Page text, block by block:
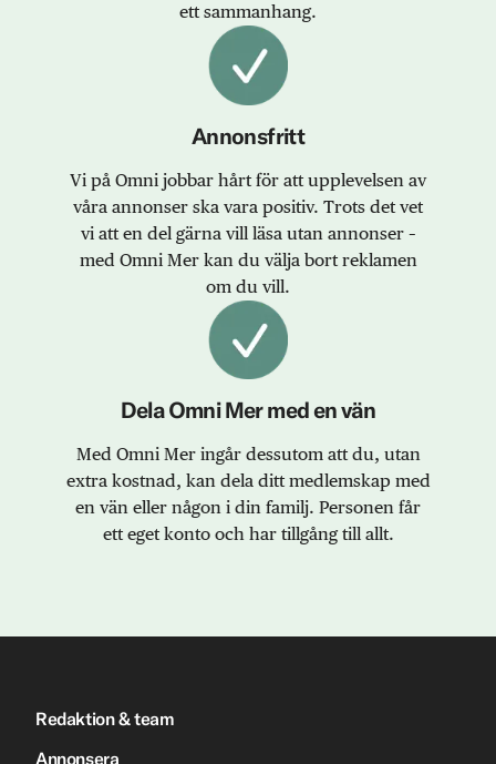
ett sammanhang.
Annonsfritt
Vi på Omni jobbar hårt för att upplevelsen av
våra annonser ska vara positiv. Trots det vet
vi att en del gärna vill läsa utan annonser –
med Omni Mer kan du välja bort reklamen
om du vill.
Dela Omni Mer med en vän
Med Omni Mer ingår dessutom att du, utan
extra kostnad, kan dela ditt medlemskap med
en vän eller någon i din familj. Personen får
ett eget konto och har tillgång till allt.
Redaktion & team
Annonsera